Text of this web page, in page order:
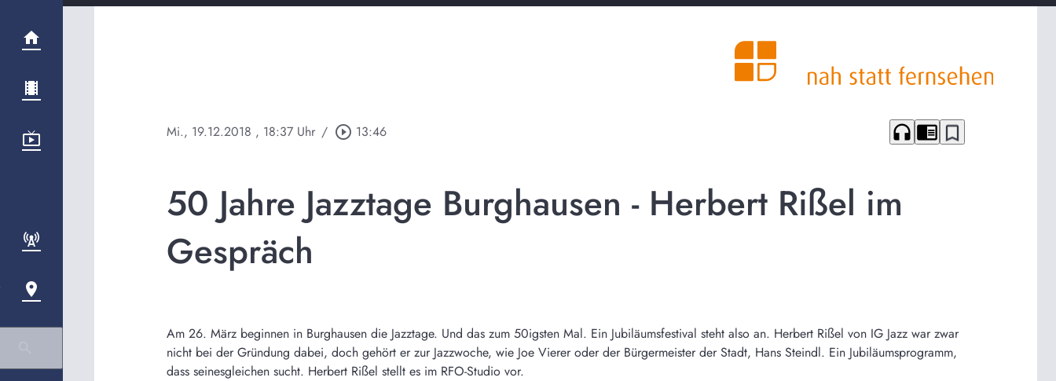
Mi., 19.12.2018 , 18:37 Uhr / play_circle_outline 13:46 headphones chrome_reader_mode bookmark_border
50 Jahre Jazztage Burghausen - Herbert Rißel im
Gespräch
Am 26. März beginnen in Burghausen die Jazztage. Und das zum 50igsten Mal. Ein Jubiläumsfestival steht also an. Herbert Rißel von IG Jazz war zwar
nicht bei der Gründung dabei, doch gehört er zur Jazzwoche, wie Joe Vierer oder der Bürgermeister der Stadt, Hans Steindl. Ein Jubiläumsprogramm,
dass seinesgleichen sucht. Herbert Rißel stellt es im RFO-Studio vor.